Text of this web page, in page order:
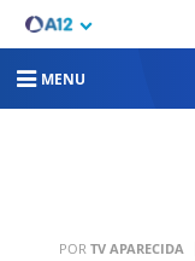
MENU
POR TV APARECIDA